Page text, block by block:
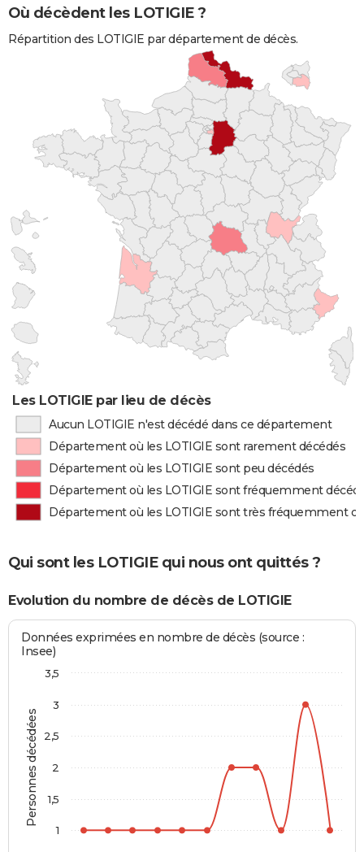
Où décèdent les LOTIGIE ?
Répartition des LOTIGIE par département de décès.
Les LOTIGIE par lieu de décès
Aucun LOTIGIE n'est décédé dans ce département
Département où les LOTIGIE sont rarement décédés
Département où les LOTIGIE sont peu décédés
Département où les LOTIGIE sont fréquemment
Département où les LOTIGIE sont très fréquemment
Qui sont les LOTIGIE qui nous ont quittés ?
Evolution du nombre de décès de LOTIGIE
Personnes décédées
Données exprimées en nombre de décès (source :
Insee)
1
1,5
2
2,5
3
3,5